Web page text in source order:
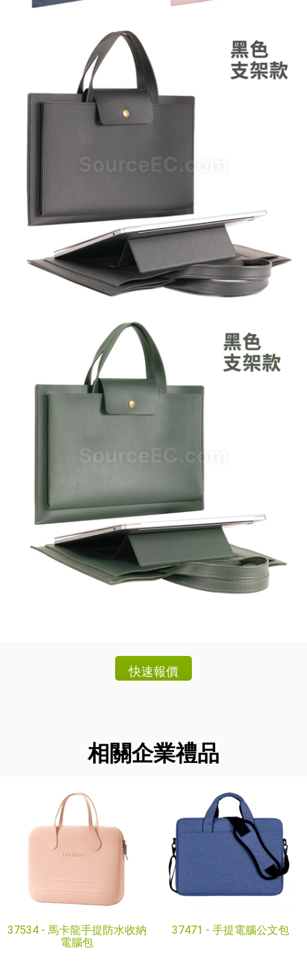
相關企業禮品
37534 - 馬卡龍手提防水收納
電腦包
37471 - 手提電腦公文包